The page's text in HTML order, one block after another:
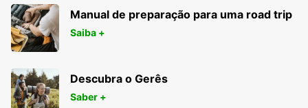
Manual de preparação para uma road trip
Saiba +
Descubra o Gerês
Saber +